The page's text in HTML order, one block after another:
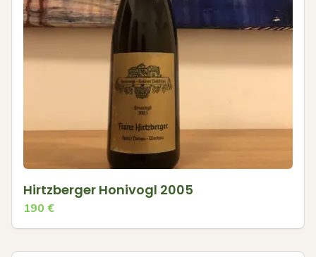
Hirtzberger Honivogl 2005
190 €